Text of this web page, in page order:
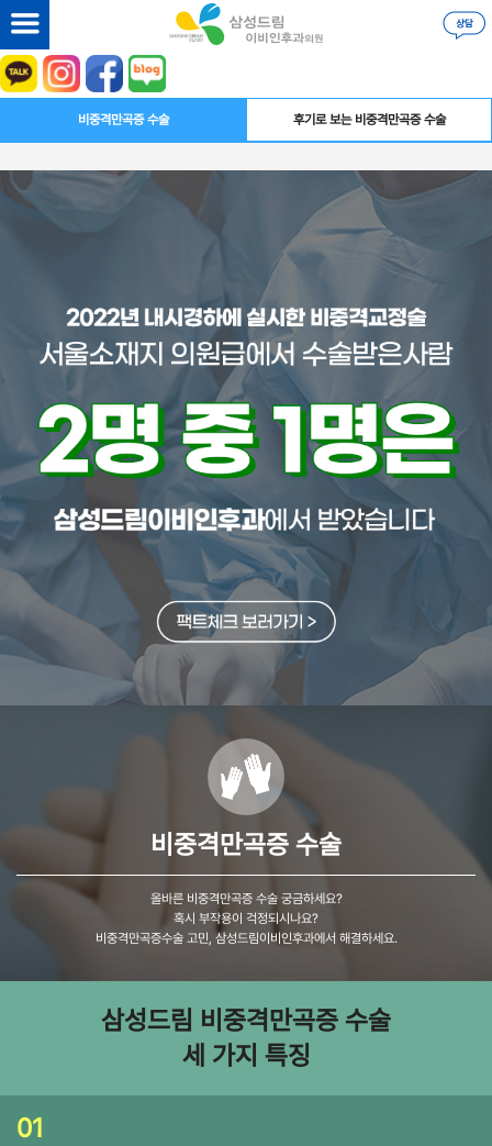
비중격만곡증 수술 후기로 보는 비중격만곡증 수술
비중격만곡증 수술
올바른 비중격만곡증 수술 궁금하세요?
혹시 부작용이 걱정되시나요?
비중격만곡증수술 고민, 삼성드림이비인후과에서 해결하세요.
삼성드림 비중격만곡증 수술
세 가지 특징
01